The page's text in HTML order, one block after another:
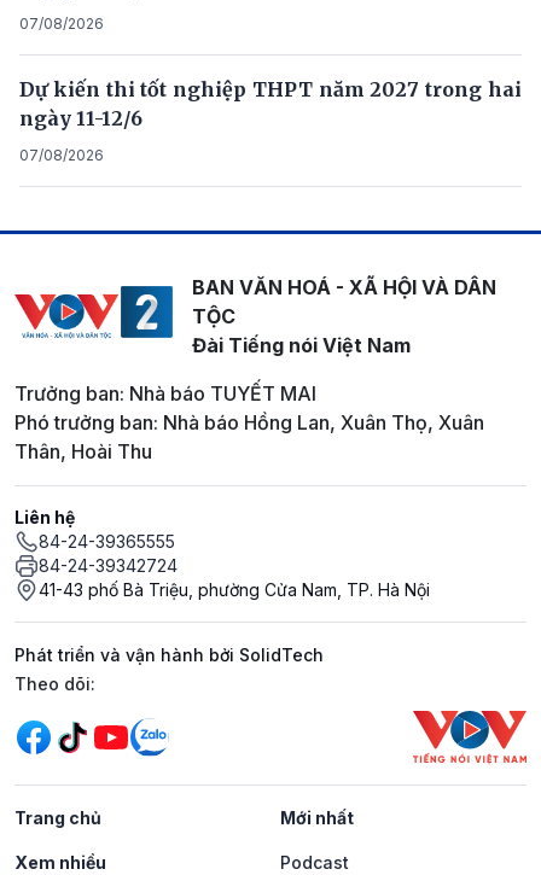
07/08/2026
Dự kiến thi tốt nghiệp THPT năm 2027 trong hai
ngày 11-12/6
07/08/2026
BAN VĂN HOÁ - XÃ HỘI VÀ DÂN
TỘC
Đài Tiếng nói Việt Nam
Trưởng ban: Nhà báo TUYẾT MAI
Phó trưởng ban: Nhà báo Hồng Lan, Xuân Thọ, Xuân
Thân, Hoài Thu
Liên hệ
84-24-39365555
84-24-39342724
41-43 phố Bà Triệu, phường Cửa Nam, TP. Hà Nội
Phát triển và vận hành bởi SolidTech
Mạng xã hội
Theo dõi:
Trang chủ Mới nhất
Xem nhiều Podcast